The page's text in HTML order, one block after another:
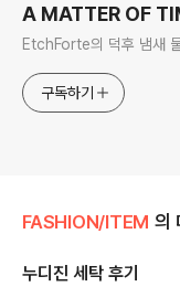
A MATTER OF
EtchForte의 덕후 냄새
구독하기
FASHION/ITEM 의
누디진 세탁 후기